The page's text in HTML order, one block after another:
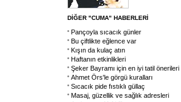
DİĞER "CUMA" HABERLERİ
Pançoyla sıcacık günler
Bu çiftlikte eğlence var
Kışın da kulaç atın
Haftanın etkinlikleri
Şeker Bayramı için en iyi tatil önerileri
Ahmet Örs'le görgü kuralları
Sıcacık pide fıstıklı güllaç
Masaj, güzellik ve sağlık adresleri